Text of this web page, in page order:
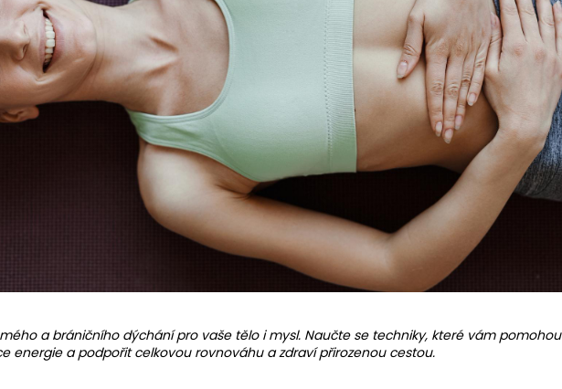
a bráničního dýchání pro vaše tělo i mysl. Naučte se techniky, které vám pomohou
energie a podpořit celkovou rovnováhu a zdraví přirozenou cestou.